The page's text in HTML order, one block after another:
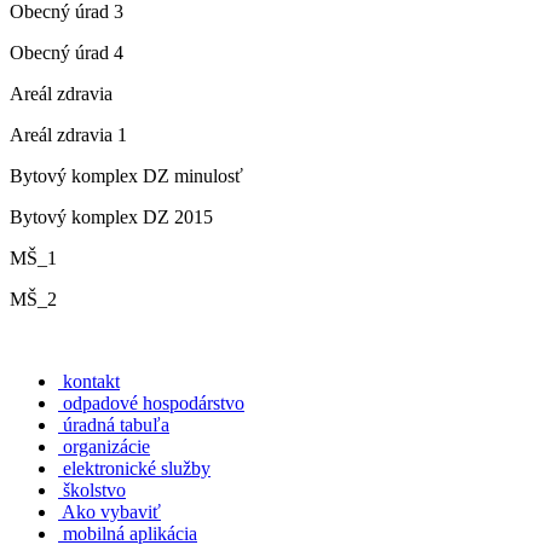
Obecný úrad 3
Obecný úrad 4
Areál zdravia
Areál zdravia 1
Bytový komplex DZ minulosť
Bytový komplex DZ 2015
MŠ_1
MŠ_2
kontakt
odpadové hospodárstvo
úradná tabuľa
organizácie
elektronické služby
školstvo
Ako vybaviť
mobilná aplikácia